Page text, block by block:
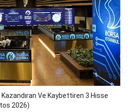
Ve Kaybettiren 3 Hisse
2026)